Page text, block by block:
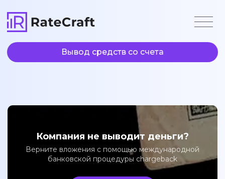
Вывод средств со счета
Компания не выводит деньги?
Верните вложения с помощью международной
банковской процедуры chargeback